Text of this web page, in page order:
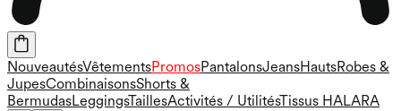
NouveautésVêtementsPromosPantalonsJeansHautsRobes &
JupesCombinaisonsShorts &
BermudasLeggingsTaillesActivités / UtilitésTissus HALARA